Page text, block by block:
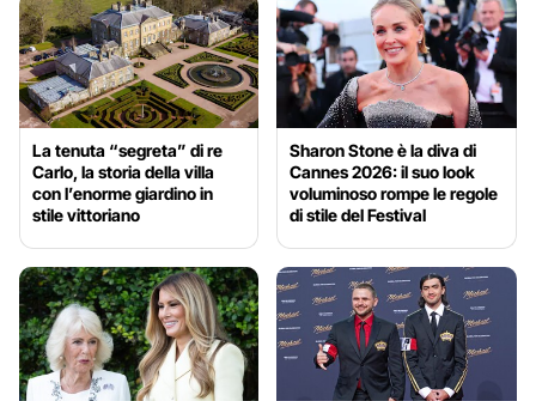
La tenuta “segreta” di re
Carlo, la storia della villa
con l’enorme giardino in
stile vittoriano
Sharon Stone è la diva di
Cannes 2026: il suo look
voluminoso rompe le regole
di stile del Festival